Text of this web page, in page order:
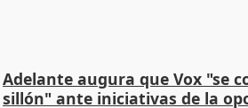
Adelante augura que Vox "se
sillón" ante iniciativas de la